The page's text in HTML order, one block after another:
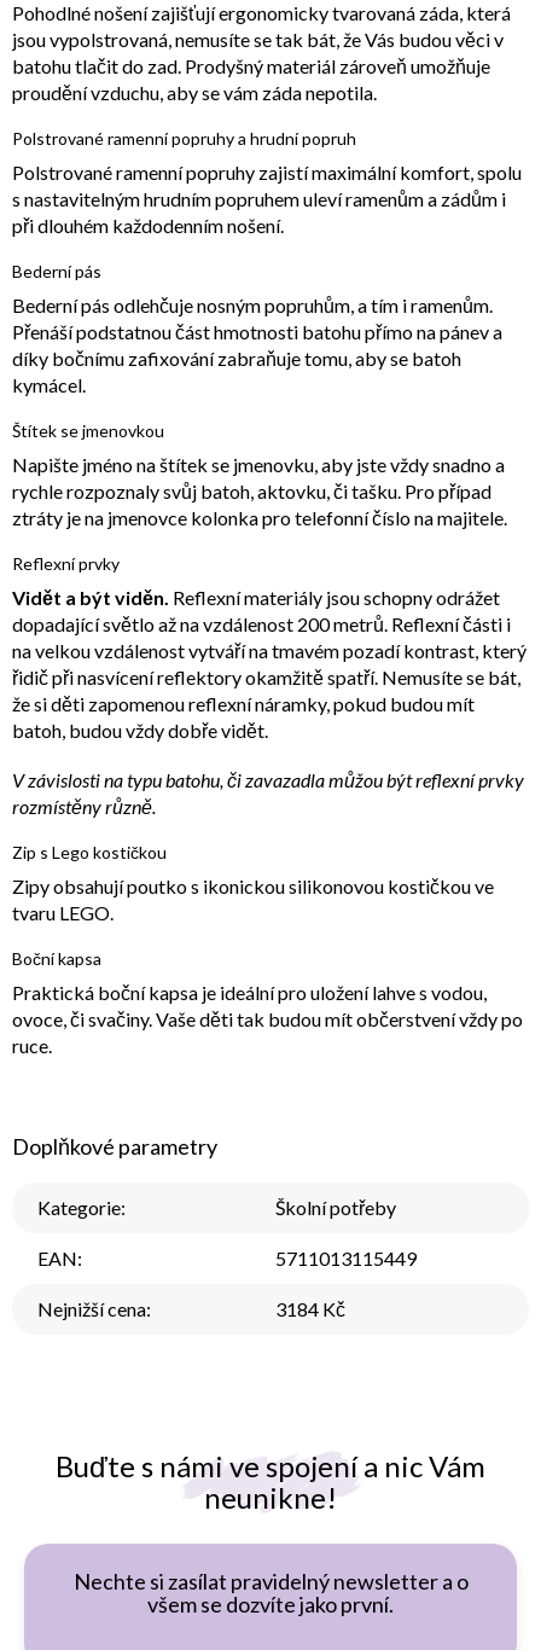
Buďte s námi ve spojení a nic Vám
neunikne!
Nechte si zasílat pravidelný newsletter a o
všem se dozvíte jako první.
Pohodlné nošení zajišťují ergonomicky tvarovaná záda, která
jsou vypolstrovaná, nemusíte se tak bát, že Vás budou věci v
batohu tlačit do zad. Prodyšný materiál zároveň umožňuje
proudění vzduchu, aby se vám záda nepotila.
Polstrované ramenní popruhy a hrudní popruh
Polstrované ramenní popruhy zajistí maximální komfort, spolu
s nastavitelným hrudním popruhem uleví ramenům a zádům i
při dlouhém každodenním nošení.
Bederní pás
Bederní pás odlehčuje nosným popruhům, a tím i ramenům.
Přenáší podstatnou část hmotnosti batohu přímo na pánev a
díky bočnímu zafixování zabraňuje tomu, aby se batoh
kymácel.
Štítek se jmenovkou
Napište jméno na štítek se jmenovku, aby jste vždy snadno a
rychle rozpoznaly svůj batoh, aktovku, či tašku. Pro případ
ztráty je na jmenovce kolonka pro telefonní číslo na majitele.
Reflexní prvky
Vidět a být viděn. Reflexní materiály jsou schopny odrážet
dopadající světlo až na vzdálenost 200 metrů. Reflexní části i
na velkou vzdálenost vytváří na tmavém pozadí kontrast, který
řidič při nasvícení reflektory okamžitě spatří. Nemusíte se bát,
že si děti zapomenou reflexní náramky, pokud budou mít
batoh, budou vždy dobře vidět.
V závislosti na typu batohu, či zavazadla můžou být reflexní prvky
rozmístěny různě.
Zip s Lego kostičkou
Zipy obsahují poutko s ikonickou silikonovou kostičkou ve
tvaru LEGO.
Boční kapsa
Praktická boční kapsa je ideální pro uložení lahve s vodou,
ovoce, či svačiny. Vaše děti tak budou mít občerstvení vždy po
ruce.
Doplňkové parametry
Kategorie: Školní potřeby
EAN: 5711013115449
Nejnižší cena: 3184 Kč